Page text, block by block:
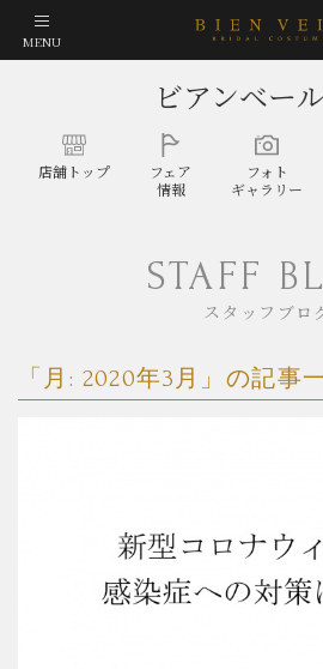
MENU
ビアンベー
店舗トップ
フェア
情報
フォト
ギャラリー
STAFF
スタッフブロ
「月: 2020年3月 」の記事